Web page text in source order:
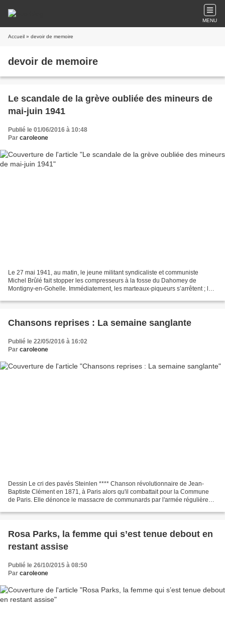
MENU
Accueil » devoir de memoire
devoir de memoire
Le scandale de la grève oubliée des mineurs de
mai-juin 1941
Publié le 01/06/2016 à 10:48
Par caroleone
Le 27 mai 1941, au matin, le jeune militant syndicaliste et communiste
Michel Brûlé fait stopper les compresseurs à la fosse du Dahomey de
Montigny-en-Gohelle. Immédiatement, les marteaux-piqueurs s’arrêtent ; les
Chansons reprises : La semaine sanglante
Publié le 22/05/2016 à 16:02
Par caroleone
Dessin Le cri des pavés Steinlen **** Chanson révolutionnaire de Jean-
Baptiste Clément en 1871, à Paris alors qu'il combattait pour la Commune
de Paris. Elle dénonce le massacre de communards par l'armée régulière
Rosa Parks, la femme qui s’est tenue debout en
restant assise
Publié le 26/10/2015 à 08:50
Par caroleone